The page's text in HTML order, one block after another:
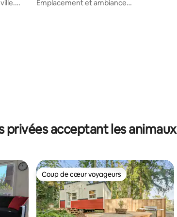
Emplacement et ambiance
privées acceptant les animaux
Coup de cœur voyageurs
Coup de cœur voyageurs